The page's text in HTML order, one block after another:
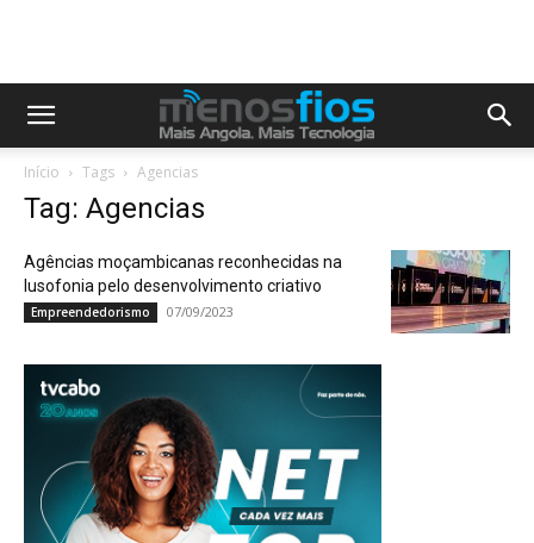
Início Tags Agencias
Tag: Agencias
Agências moçambicanas reconhecidas na
lusofonia pelo desenvolvimento criativo
Empreendedorismo 07/09/2023